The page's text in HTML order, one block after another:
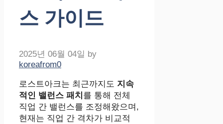
스 가이드
2025년 06월 04일 by
koreafrom0
로스트아크는 최근까지도 지속
적인 밸런스 패치 를 통해 전체
직업 간 밸런스를 조정해왔으며,
현재는 직업 간 격차가 비교적